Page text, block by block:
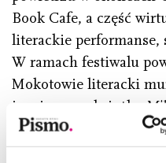
Book Cafe, a część
literackie performanse,
W ramach festiwalu
Mokotowie literacki
inspirowany książką
Gabriela Garcíi